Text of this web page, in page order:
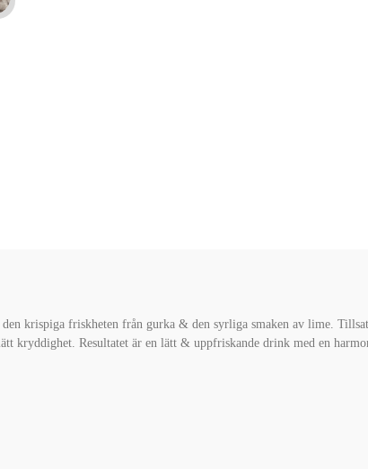
krispiga friskheten från gurka & den syrliga smaken av lime.
kryddighet. Resultatet är en lätt & uppfriskande drink med en